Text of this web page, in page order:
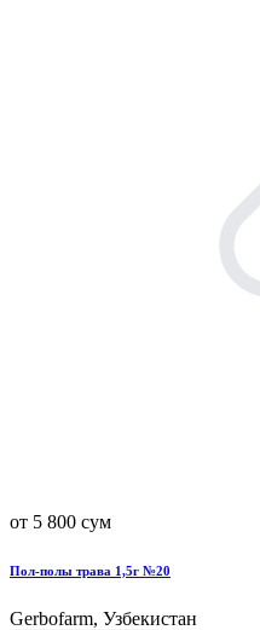
от 5 800 сум
Пол-полы трава 1,5г №20
Gerbofarm, Узбекистан